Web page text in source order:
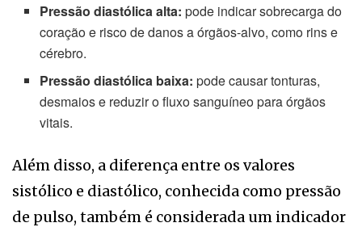
Pressão diastólica alta: pode indicar sobrecarga do
coração e risco de danos a órgãos-alvo, como rins e
cérebro.
Pressão diastólica baixa: pode causar tonturas,
desmaios e reduzir o fluxo sanguíneo para órgãos
vitais.
Além disso, a diferença entre os valores
sistólico e diastólico, conhecida como pressão
de pulso, também é considerada um indicador